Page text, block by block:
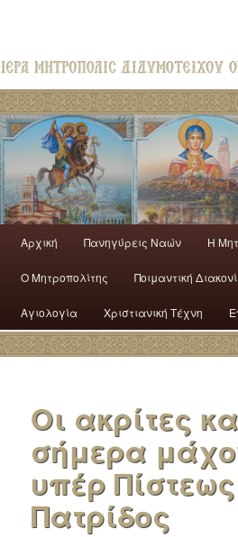
Αρχική Πανηγύρεις Ναών H
Ο Mητροπολίτης Ποιμαντική
Αγιολογία Χριστιανική Τέχνη
Οι ακρίτες
σήμερα
υπέρ
Πατρίδος